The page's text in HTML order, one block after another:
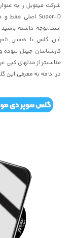
است.توجه داشته
این گلس با همین نام
کارشناسان جیتل
مناسبتر از مدلهای کپی
در ادامه به معرفی این